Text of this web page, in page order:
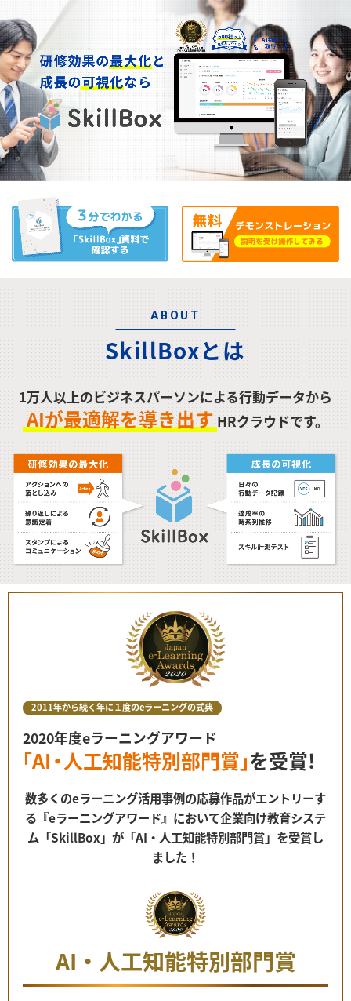
ABOUT
SkillBoxとは
1万人以上のビジネスパーソンによる行動データから
AIが最適解を導き出す HRクラウドです。
2011年から続く年に１度のeラーニングの式典
2020年度eラーニングアワード
「AI・人工知能特別部門賞」を受賞!
数多くのeラーニング活用事例の応募作品がエントリーす
る『eラーニングアワード』において企業向け教育システ
ム「SkillBox」が 「AI・人工知能特別部門賞」を受賞し
ました！
AI・人工知能特別部門賞